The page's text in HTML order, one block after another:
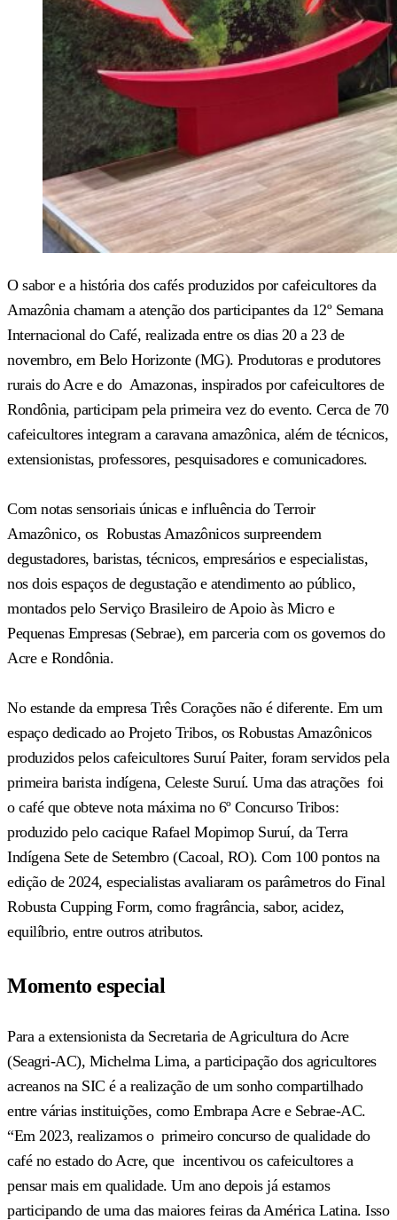
O sabor e a história dos cafés produzidos por cafeicultores da
Amazônia chamam a atenção dos participantes da 12º Semana
Internacional do Café, realizada entre os dias 20 a 23 de
novembro, em Belo Horizonte (MG). Produtoras e produtores
rurais do Acre e do Amazonas, inspirados por cafeicultores de
Rondônia, participam pela primeira vez do evento. Cerca de 70
cafeicultores integram a caravana amazônica, além de técnicos,
extensionistas, professores, pesquisadores e comunicadores.
Com notas sensoriais únicas e influência do Terroir
Amazônico, os Robustas Amazônicos surpreendem
degustadores, baristas, técnicos, empresários e especialistas,
nos dois espaços de degustação e atendimento ao público,
montados pelo Serviço Brasileiro de Apoio às Micro e
Pequenas Empresas (Sebrae), em parceria com os governos do
Acre e Rondônia.
No estande da empresa Três Corações não é diferente. Em um
espaço dedicado ao Projeto Tribos, os Robustas Amazônicos
produzidos pelos cafeicultores Suruí Paiter, foram servidos pela
primeira barista indígena, Celeste Suruí. Uma das atrações foi
o café que obteve nota máxima no 6º Concurso Tribos:
produzido pelo cacique Rafael Mopimop Suruí, da Terra
Indígena Sete de Setembro (Cacoal, RO). Com 100 pontos na
edição de 2024, especialistas avaliaram os parâmetros do Final
Robusta Cupping Form, como fragrância, sabor, acidez,
equilíbrio, entre outros atributos.
Momento especial
Para a extensionista da Secretaria de Agricultura do Acre
(Seagri-AC), Michelma Lima, a participação dos agricultores
acreanos na SIC é a realização de um sonho compartilhado
entre várias instituições, como Embrapa Acre e Sebrae-AC.
“Em 2023, realizamos o primeiro concurso de qualidade do
café no estado do Acre, que incentivou os cafeicultores a
pensar mais em qualidade. Um ano depois já estamos
participando de uma das maiores feiras da América Latina. Isso